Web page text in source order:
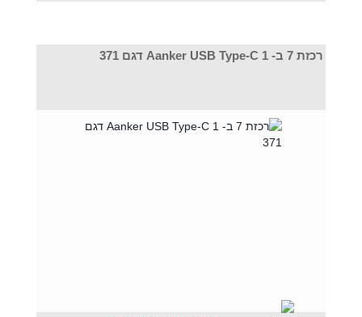
רכזת 7 ב- 1 Aanker USB Type-C דגם 371